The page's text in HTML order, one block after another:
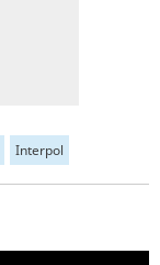
Interpol